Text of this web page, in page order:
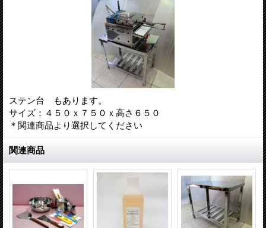
ステン台 もあります。
サイズ：４５０ｘ７５０ｘ高さ６５０
＊関連商品より選択してください
関連商品